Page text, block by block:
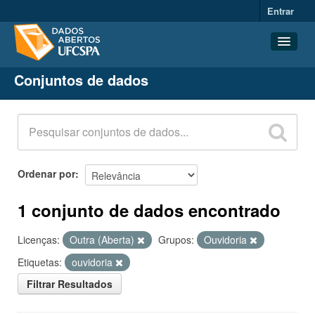
Entrar
Conjuntos de dados
Organizações
Grupos
Sobre
Conjuntos de dados
Ordenar por
1 conjunto de dados encontrado
Licenças: Outra (Aberta) Grupos:
Ouvidoria
Etiquetas:
ouvidoria
Filtrar Resultados